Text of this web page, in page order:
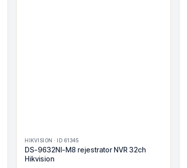
HIKVISION · ID 61345
DS-9632NI-M8 rejestrator NVR 32ch
Hikvision